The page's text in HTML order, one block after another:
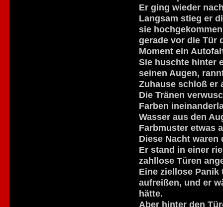
Er ging wieder
Langsam stieg er
sie
gerade vor die Tür
Moment ein
Sie huschte hinter
seinen Augen,
Zuhause schloß er
Die Tränen
Farben
Wasser aus den
Farbmuster etwas
Diese Nacht
Er stand in einer
zahllose Türen
Eine ziellose
aufreißen, und er
hätte.
Aber hinter den